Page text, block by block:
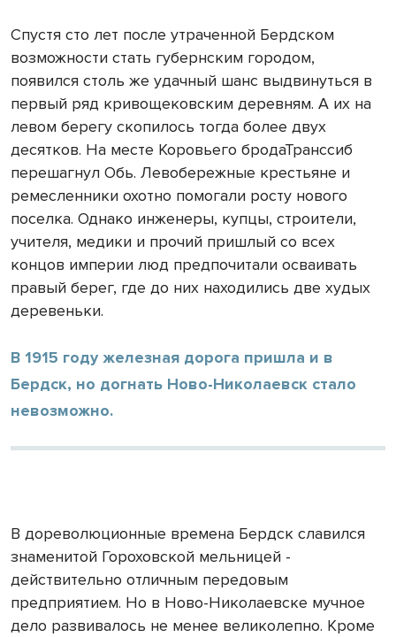
Спустя сто лет после утраченной Бердском
возможности стать губернским городом,
появился столь же удачный шанс выдвинуться в
первый ряд кривощековским деревням. А их на
левом берегу скопилось тогда более двух
десятков. На месте Коровьего бродаТранссиб
перешагнул Обь. Левобережные крестьяне и
ремесленники охотно помогали росту нового
поселка. Однако инженеры, купцы, строители,
учителя, медики и прочий пришлый со всех
концов империи люд предпочитали осваивать
правый берег, где до них находились две худых
деревеньки.
В 1915 году железная дорога пришла и в
Бердск, но догнать Ново-Николаевск стало
невозможно.
В дореволюционные времена Бердск славился
знаменитой Гороховской мельницей -
действительно отличным передовым
предприятием. Но в Ново-Николаевске мучное
дело развивалось не менее великолепно. Кроме